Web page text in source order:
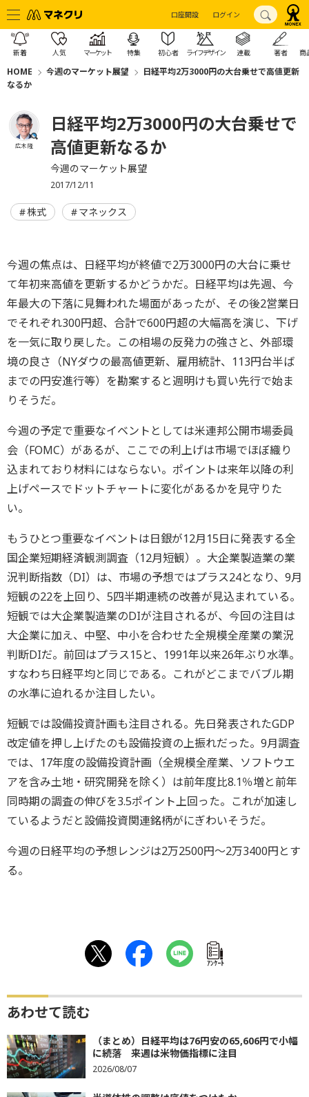
口座開設 ログイン
新着 人気 マーケット 特集 初心者 ライフデザイン 連載 著者 商
HOME 今週のマーケット展望
日経平均2万3000円の大台乗せで高値更新
なるか
広木 隆
日経平均2万3000円の大台乗せで
高値更新なるか
今週のマーケット展望
2017/12/11
株式 マネックス
今週の焦点は、日経平均が終値で2万3000円の大台に乗せ
て年初来高値を更新するかどうかだ。日経平均は先週、今
年最大の下落に見舞われた場面があったが、その後2営業日
でそれぞれ300円超、合計で600円超の大幅高を演じ、下げ
を一気に取り戻した。この相場の反発力の強さと、外部環
境の良さ（NYダウの最高値更新、雇用統計、113円台半ば
までの円安進行等）を勘案すると週明けも買い先行で始ま
りそうだ。
今週の予定で重要なイベントとしては米連邦公開市場委員
会（FOMC）があるが、ここでの利上げは市場でほぼ織り
込まれており材料にはならない。ポイントは来年以降の利
上げペースでドットチャートに変化があるかを見守りた
い。
もうひとつ重要なイベントは日銀が12月15日に発表する全
国企業短期経済観測調査（12月短観）。大企業製造業の業
況判断指数（DI）は、市場の予想ではプラス24となり、9月
短観の22を上回り、5四半期連続の改善が見込まれている。
短観では大企業製造業のDIが注目されるが、今回の注目は
大企業に加え、中堅、中小を合わせた全規模全産業の業況
判断DIだ。前回はプラス15と、1991年以来26年ぶり水準。
すなわち日経平均と同じである。これがどこまでバブル期
の水準に迫れるか注目したい。
短観では設備投資計画も注目される。先日発表されたGDP
改定値を押し上げたのも設備投資の上振れだった。9月調査
では、17年度の設備投資計画（全規模全産業、ソフトウエ
アを含み土地・研究開発を除く）は前年度比8.1％増と前年
同時期の調査の伸びを3.5ポイント上回った。これが加速し
ているようだと設備投資関連銘柄がにぎわいそうだ。
今週の日経平均の予想レンジは2万2500円～2万3400円とす
る。
ｱﾝｹｰﾄ
あわせて読む
（まとめ）日経平均は76円安の65,606円で小幅
に続落 来週は米物価指標に注目
2026/08/07